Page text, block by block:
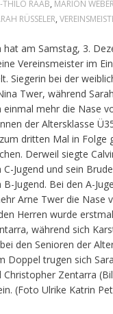
THILO RAAB, MARION WEBER
RÜSSELER,
hat am Samstag, 3.
Vereinsmeister im
Siegerin bei der
Twer, während
einmal mehr die Nase
der Altersklasse
dritten Mal in Folge
Derweil siegte
Jugend und sein
Jugend. Bei den A-
Arne Twer die Nase
Herren wurde
während sich
den Senioren der
Doppel trugen sich
Zentarra
(Foto Ulrike Katrin